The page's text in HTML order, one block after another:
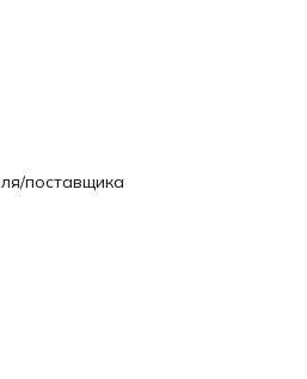
поставщика